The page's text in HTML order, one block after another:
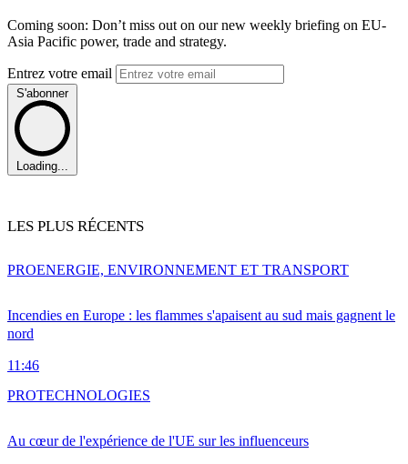
Coming soon: Don’t miss out on our new weekly briefing on EU-
Asia Pacific power, trade and strategy.
Entrez votre email
S'abonner
Loading...
LES PLUS RÉCENTS
Incendies en Europe : les flammes s'apaisent au sud mais gagnent le
nord
11:46
PROENERGIE, ENVIRONNEMENT ET TRANSPORT
Au cœur de l'expérience de l'UE sur les influenceurs
PROTECHNOLOGIES